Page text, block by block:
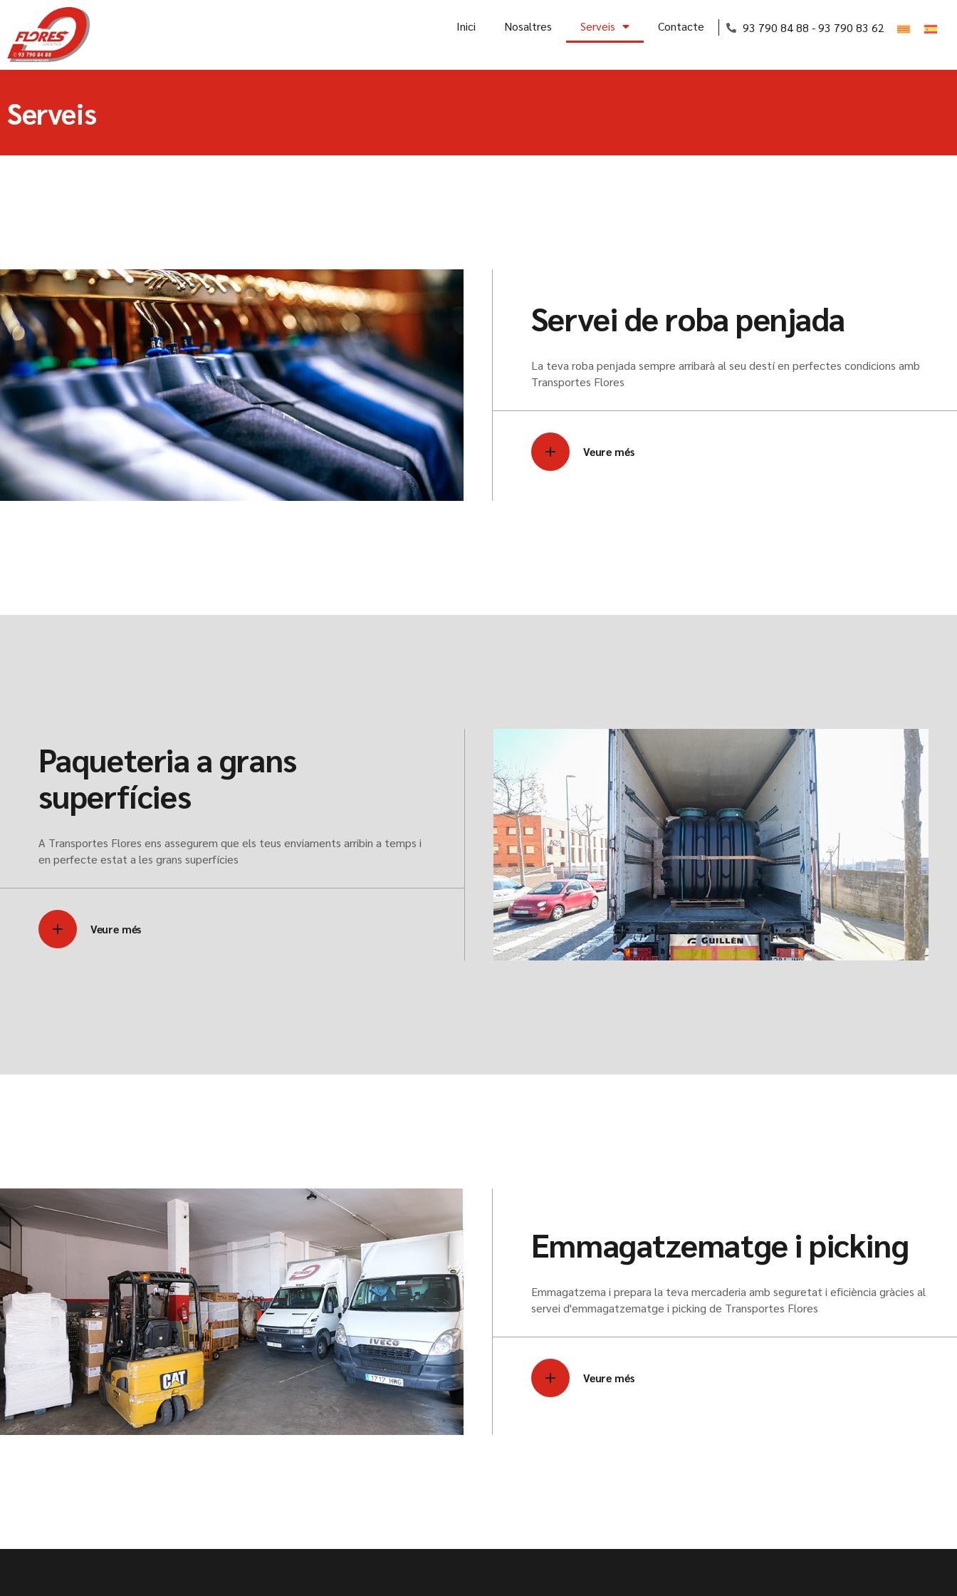
Inici Nosaltres Serveis Contacte 93 790 84 88 - 93 790 83 62
Serveis
Servei de roba penjada
La teva roba penjada sempre arribarà al seu destí en perfectes condicions amb
Transportes Flores
Veure més
Paqueteria a grans
superfícies
A Transportes Flores ens assegurem que els teus enviaments arribin a temps i
en perfecte estat a les grans superfícies
Veure més
Emmagatzematge i picking
Emmagatzema i prepara la teva mercaderia amb seguretat i eficiència gràcies al
servei d'emmagatzematge i picking de Transportes Flores
Veure més